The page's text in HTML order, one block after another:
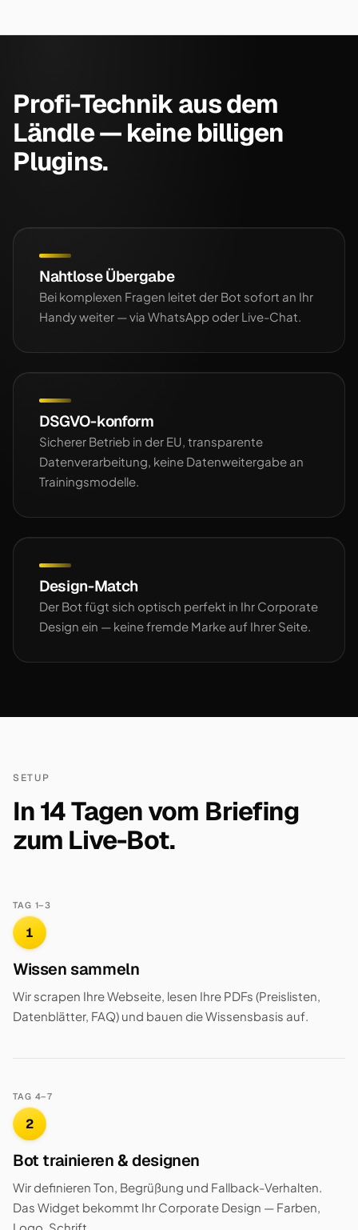
Profi-Technik aus dem
Ländle — keine billigen
Plugins.
Nahtlose Übergabe
Bei komplexen Fragen leitet der Bot sofort an Ihr
Handy weiter — via WhatsApp oder Live-Chat.
DSGVO-konform
Sicherer Betrieb in der EU, transparente
Datenverarbeitung, keine Datenweitergabe an
Trainingsmodelle.
Design-Match
Der Bot fügt sich optisch perfekt in Ihr Corporate
Design ein — keine fremde Marke auf Ihrer Seite.
SETUP
In 14 Tagen vom Briefing
zum Live-Bot.
TAG 1–3
1
Wissen sammeln
Wir scrapen Ihre Webseite, lesen Ihre PDFs (Preislisten,
Datenblätter, FAQ) und bauen die Wissensbasis auf.
TAG 4–7
2
Bot trainieren & designen
Wir definieren Ton, Begrüßung und Fallback-Verhalten.
Das Widget bekommt Ihr Corporate Design — Farben,